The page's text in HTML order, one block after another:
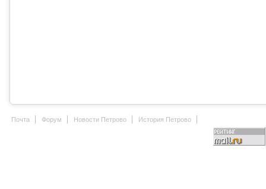
Почта Форум Новости Петрово История Петрово